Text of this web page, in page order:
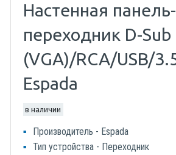
Настенная панель-
переходник D-Sub
(VGA)/RCA/USB/
Espada
в наличии
Производитель - Espada
Тип устройства - Переходник